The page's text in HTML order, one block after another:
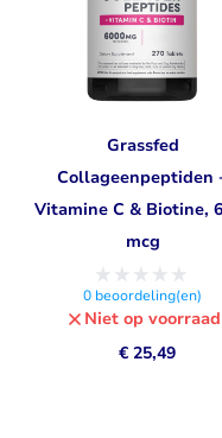
Grassfed
Collageenpeptiden
Vitamine C & Biotine,
mcg
0 beoordeling(en)
Niet op voorraad
€ 25,49